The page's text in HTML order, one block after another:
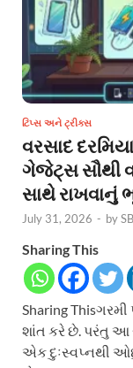
ટિપ્સ અને ટ્રીક્સ
વરસાદ
ગેજેટ્સ સૌથી
સાથે રાખવાનું
July 31, 2026 - bySB
Sharing This
Sharing
શાંત કરે છે. પરંતુ આ
એક દુઃસ્વપ્નથી